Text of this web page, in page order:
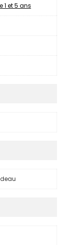
1 et 5 ans